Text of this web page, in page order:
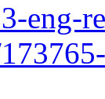
eng-